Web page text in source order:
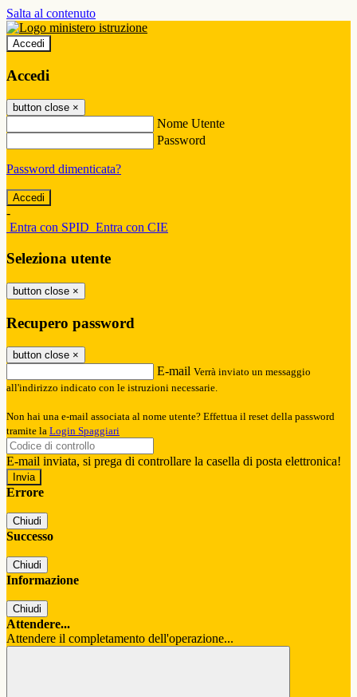
Salta al contenuto
Accedi
Accedi
button close ×
Nome Utente
Password
Password dimenticata?
-
Entra con SPID Entra con CIE
Seleziona utente
button close ×
Recupero password
button close ×
E-mail Verrà inviato un messaggio
all'indirizzo indicato con le istruzioni necessarie.
Non hai una e-mail associata al nome utente? Effettua il reset della password
tramite la Login Spaggiari
E-mail inviata, si prega di controllare la casella di posta elettronica!
Errore
Chiudi
Successo
Chiudi
Informazione
Chiudi
Attendere...
Attendere il completamento dell'operazione...